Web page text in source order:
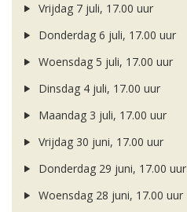
Vrijdag 7 juli, 17.00 uur
Donderdag 6 juli, 17.00 uur
Woensdag 5 juli, 17.00 uur
Dinsdag 4 juli, 17.00 uur
Maandag 3 juli, 17.00 uur
Vrijdag 30 juni, 17.00 uur
Donderdag 29 juni, 17.00 uur
Woensdag 28 juni, 17.00 uur